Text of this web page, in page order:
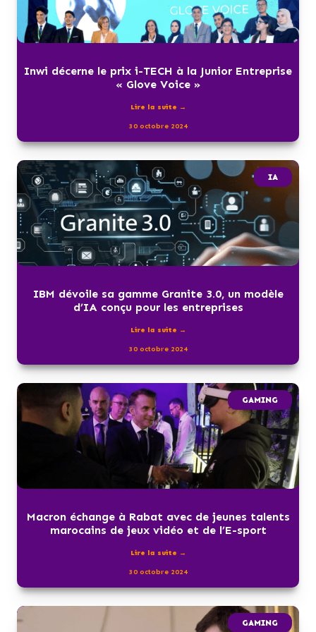
Inwi décerne le prix i-TECH à la Junior Entreprise
« Glove Voice »
Lire la suite →
30 octobre 2024
IA
IBM dévoile sa gamme Granite 3.0, un modèle
d’IA conçu pour les entreprises
Lire la suite →
30 octobre 2024
GAMING
Macron échange à Rabat avec de jeunes talents
marocains de jeux vidéo et de l’E-sport
Lire la suite →
30 octobre 2024
GAMING